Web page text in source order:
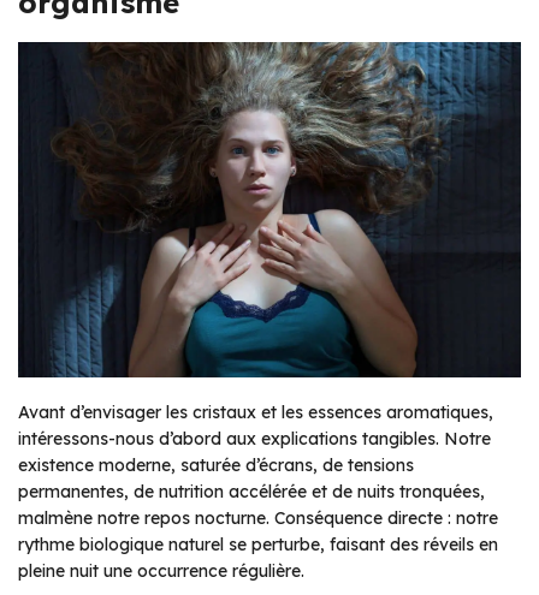
Avant d’envisager les cristaux et les essences aromatiques,
intéressons-nous d’abord aux explications tangibles. Notre
existence moderne, saturée d’écrans, de tensions
permanentes, de nutrition accélérée et de nuits tronquées,
malmène notre repos nocturne. Conséquence directe : notre
rythme biologique naturel se perturbe, faisant des réveils en
pleine nuit une occurrence régulière.